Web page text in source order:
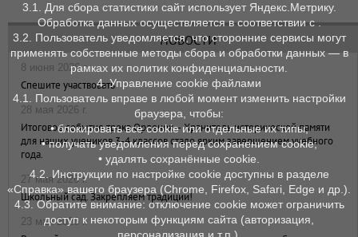
НОВОСТИ
8 июня 2026 г.
Спешите участвовать
28 мая 2026 г.
Итоговое событие трека Орленок – Хранитель исторической памяти
для наших учеников 3-4 классов стало ярким завершением учебного
года.
27 мая 2026 г.
Школьный сад. Закрепляем традиции!
23 мая 2026 г.
3.1. Для сбора статистики сайт использует Яндекс.Метрику.
Обработка данных осуществляется в соответствии с .
3.2. Пользователь уведомляется, что сторонние сервисы могут
применять собственные методы сбора и обработки данных — в
рамках их политик конфиденциальности.
4. Управление cookie файлами
4.1. Пользователь вправе в любой момент изменить настройки
браузера, чтобы:
• блокировать все cookie или отдельные их типы;
• получать уведомления перед сохранением cookie;
• удалять сохранённые cookie.
4.2. Инструкции по настройке cookie доступны в разделе
«Справка» вашего браузера (Chrome, Firefox, Safari, Edge и др.).
4.3. Обратите внимание: отключение cookie может ограничить
доступ к некоторым функциям сайта (авторизация,